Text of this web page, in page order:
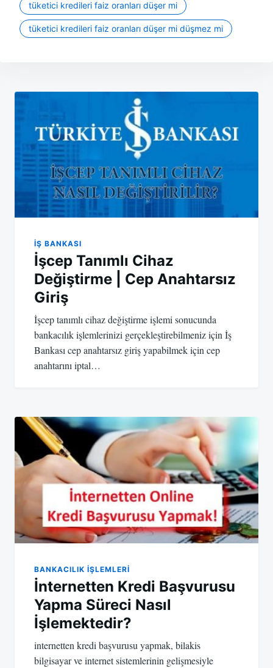
tüketici kredileri faiz oranları düşer mi
tüketici kredileri faiz oranları düşer mi düşmez mi
gezinmesi
İŞ BANKASI
İşcep Tanımlı Cihaz
Değiştirme | Cep Anahtarsız
Giriş
İşcep tanımlı cihaz değiştirme işlemi sonucunda
bankacılık işlemlerinizi gerçekleştirebilmeniz için İş
Bankası cep anahtarsız giriş yapabilmek için cep
anahtarını iptal…
BANKACILIK IŞLEMLERI
İnternetten Kredi Başvurusu
Yapma Süreci Nasıl
İşlemektedir?
internetten kredi başvurusu yapmak, bilakis
bilgisayar ve internet sistemlerinin gelişmesiyle